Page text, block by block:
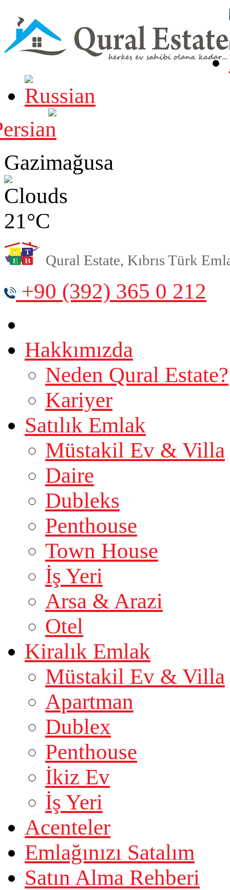
Gazimağusa
21°C
Qural Estate, Kıbrıs Türk
+90 (392) 365 0 212
Hakkımızda
Neden Qural Estate?
Kariyer
Satılık Emlak
Müstakil Ev & Villa
Daire
Dubleks
Penthouse
Town House
İş Yeri
Arsa & Arazi
Otel
Kiralık Emlak
Müstakil Ev & Villa
Apartman
Dublex
Penthouse
İkiz Ev
İş Yeri
Acenteler
Emlağınızı Satalım
Satın Alma Rehberi